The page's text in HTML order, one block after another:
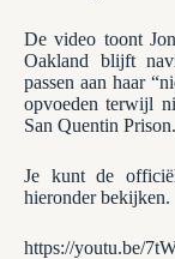
De video toont
Oakland blijft
passen aan haar
opvoeden terwijl
San Quentin Prison.
Je kunt de
hieronder bekijken.
https://youtu.be/